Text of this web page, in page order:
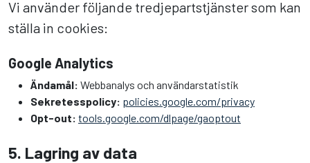
Vi använder följande tredjepartstjänster som kan
ställa in cookies:
Google Analytics
Ändamål: Webbanalys och användarstatistik
Sekretesspolicy: policies.google.com/privacy
Opt-out: tools.google.com/dlpage/gaoptout
5. Lagring av data